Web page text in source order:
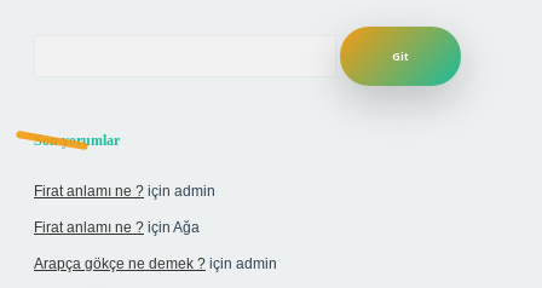
Son yorumlar
Firat anlamı ne ? için admin
Firat anlamı ne ? için Ağa
Arapça gökçe ne demek ? için admin